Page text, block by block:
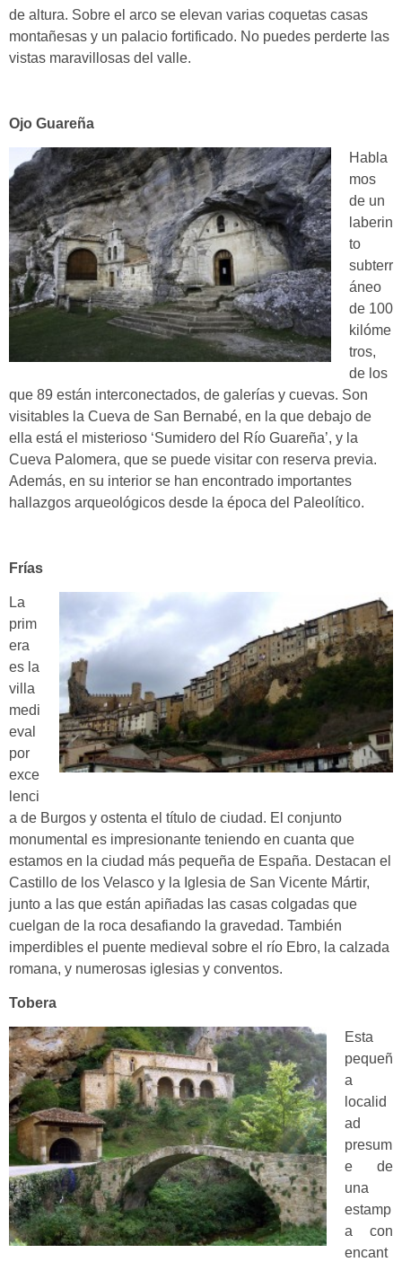
de altura. Sobre el arco se elevan varias coquetas casas
montañesas y un palacio fortificado. No puedes perderte las
vistas maravillosas del valle.
Ojo Guareña
Habla
mos
de un
laberin
to
subterr
áneo
de 100
kilóme
tros,
de los
que 89 están interconectados, de galerías y cuevas. Son
visitables la Cueva de San Bernabé, en la que debajo de
ella está el misterioso ‘Sumidero del Río Guareña’, y la
Cueva Palomera, que se puede visitar con reserva previa.
Además, en su interior se han encontrado importantes
hallazgos arqueológicos desde la época del Paleolítico.
Frías
La
prim
era
es la
villa
medi
eval
por
exce
lenci
a de Burgos y ostenta el título de ciudad. El conjunto
monumental es impresionante teniendo en cuanta que
estamos en la ciudad más pequeña de España. Destacan el
Castillo de los Velasco y la Iglesia de San Vicente Mártir,
junto a las que están apiñadas las casas colgadas que
cuelgan de la roca desafiando la gravedad. También
imperdibles e l puente medieval sobre el río Ebro, la calzada
romana, y numerosas iglesias y conventos.
Tobera
Esta
pequeñ
a
localid
ad
presum
e de
una
estamp
a con
encant